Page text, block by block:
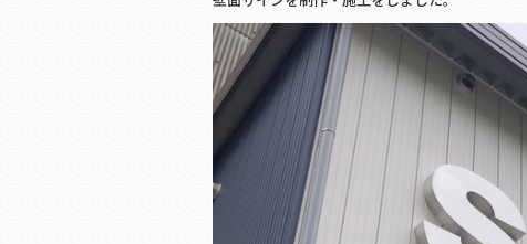
c
e
b
o
o
k
it
te
r
e